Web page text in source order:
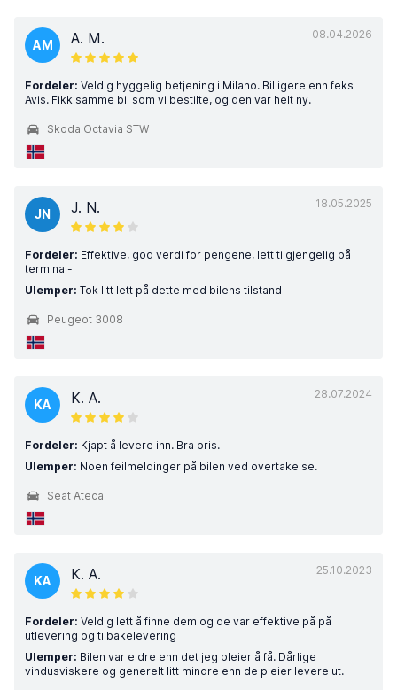
08.04.2026
AM A. M.
Fordeler: Veldig hyggelig betjening i Milano. Billigere enn feks
Avis. Fikk samme bil som vi bestilte, og den var helt ny.
Skoda Octavia STW
18.05.2025
JN J. N.
Fordeler: Effektive, god verdi for pengene, lett tilgjengelig på
terminal-
Ulemper: Tok litt lett på dette med bilens tilstand
Peugeot 3008
28.07.2024
KA K. A.
Fordeler: Kjapt å levere inn. Bra pris.
Ulemper: Noen feilmeldinger på bilen ved overtakelse.
Seat Ateca
25.10.2023
KA K. A.
Fordeler: Veldig lett å finne dem og de var effektive på på
utlevering og tilbakelevering
Ulemper: Bilen var eldre enn det jeg pleier å få. Dårlige
vindusviskere og generelt litt mindre enn de pleier levere ut.